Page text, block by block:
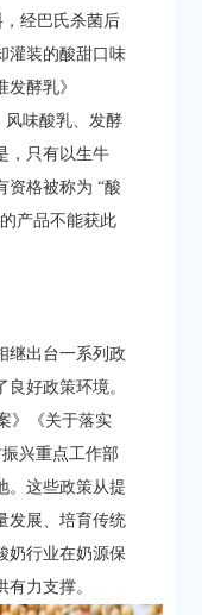
经巴氏杀菌后
灌装的酸甜口味
酵乳》
风味酸乳、发酵
，只有以生牛
资格被称为 “酸
产品不能获此
继出台一系列政
好政策环境。
》《关于落实
兴重点工作部
。这些政策从提
发展、培育传统
奶行业在奶源保
力支撑。​